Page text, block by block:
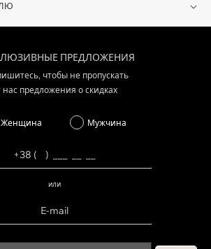
ПРЕДЛОЖЕНИЯ
чтобы не пропускать
нас предложения о скидках
Женщина Мужчина
или